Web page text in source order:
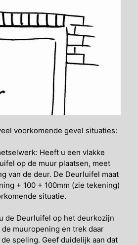
voorkomende gevel situaties:
Heeft u een vlakke
op de muur plaatsen, meet
van de deur. De Deurluifel maat
+ 100 + 100mm (zie tekening)
situatie.
de Deurluifel op het deurkozijn
de muuropening en trek daar
speling. Geef duidelijk aan dat